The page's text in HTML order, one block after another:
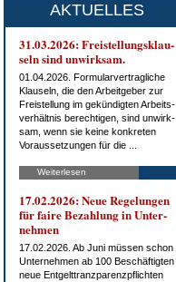
AKTUELLES
31.03.2026: Frei­stel­lungs­klau­
seln sind un­wirk­sam.
01.04.2026. For­mu­lar­ver­trag­li­che
Klau­seln, die den Ar­beit­ge­ber zur
Frei­stel­lung im ge­kün­dig­ten Ar­beits­
ver­hält­nis be­rech­ti­gen, sind un­wirk­
sam, wenn sie kei­ne kon­kre­ten
Vor­aus­set­zun­gen für die ...
Weiterlesen
17.02.2026: Neue Re­ge­lun­gen
für fai­re Be­zah­lung in Un­ter­
neh­men
17.02.2026. Ab Ju­ni müs­sen schon
Un­ter­neh­men ab 100 Be­schäf­tig­ten
neue Ent­gelt­tranz­pa­renz­pflich­ten